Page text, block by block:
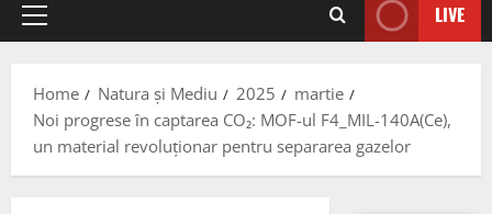
Primary
LIVE
Home Natura și Mediu 2025
martie
Noi progrese în captarea CO₂: MOF-ul F4_MIL-140A(Ce),
un material revoluționar pentru separarea gazelor